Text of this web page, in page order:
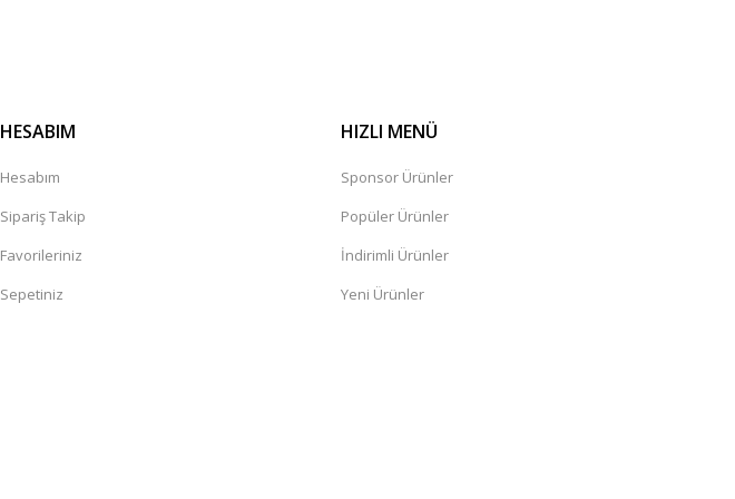
HESABIM
Hesabım
Sipariş Takip
Favorileriniz
Sepetiniz
HIZLI MENÜ
Sponsor Ürünler
Popüler Ürünler
İndirimli Ürünler
Yeni Ürünler